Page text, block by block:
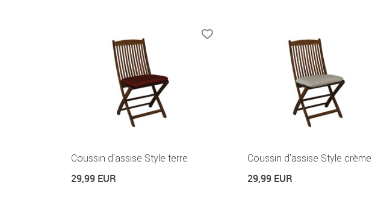
Coussin d'assise Style terre
29,99 EUR
Coussin d'assise Style crème
29,99 EUR